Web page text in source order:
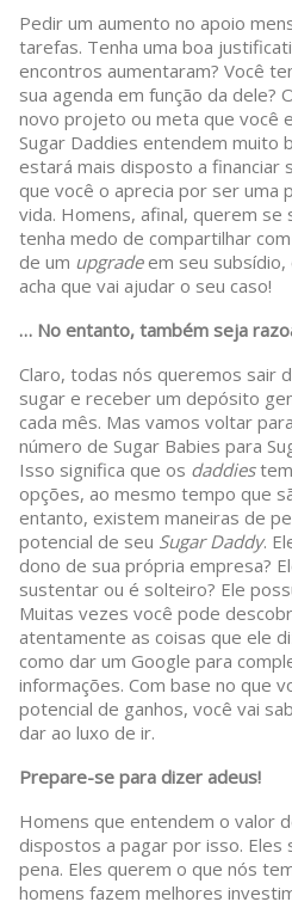
Pedir um aumento no apoio
tarefas. Tenha uma boa
encontros aumentaram? Você
sua agenda em função da dele?
novo projeto ou meta que você
Sugar Daddies entendem muito
estará mais disposto a
que você o aprecia por ser uma
vida. Homens, afinal, querem se
tenha medo de compartilhar
de um upgradeem seu
acha que vai ajudar o seu caso!
… No entanto, também seja
Claro, todas nós queremos sair
sugar e receber um depósito
cada mês. Mas vamos voltar
número de Sugar Babies para
Isso significa que os daddiestem
opções, ao mesmo tempo que
entanto, existem maneiras de
potencial de seu Sugar Daddy.
dono de sua própria empresa?
sustentar ou é solteiro? Ele
Muitas vezes você pode
atentamente as coisas que ele
como dar um Google para
informações. Com base no que
potencial de ganhos, você vai
dar ao luxo de ir.
Prepare-se para dizer adeus!
Homens que entendem o valor
dispostos a pagar por isso. Eles
pena. Eles querem o que nós
homens fazem melhores